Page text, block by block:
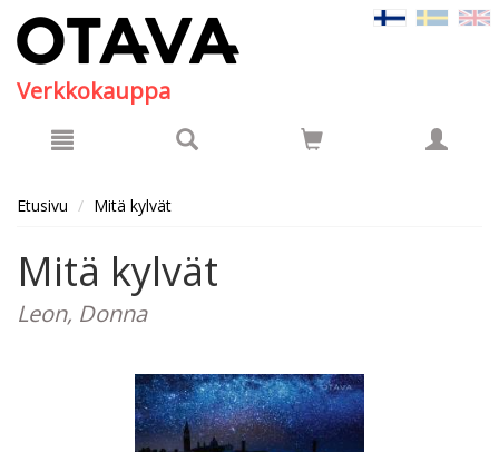
Verkkokauppa
Etusivu Mitä kylvät
Mitä kylvät
Leon, Donna